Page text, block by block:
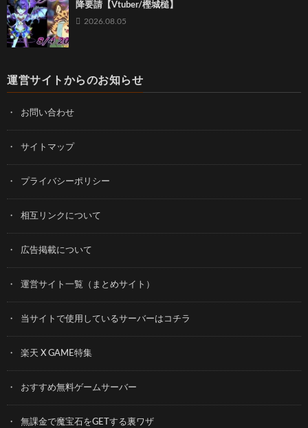
降要請【Vtuber/樫城槌】
2026.08.05
運営サイトからのお知らせ
お問い合わせ
サイトマップ
プライバシーポリシー
相互リンクについて
広告掲載について
運営サイト一覧（まとめサイト）
当サイトで使用しているサーバーはコチラ
楽天 X GAME特集
おすすめ無料ゲームサーバー
無課金で魔宝石をGETする裏ワザ